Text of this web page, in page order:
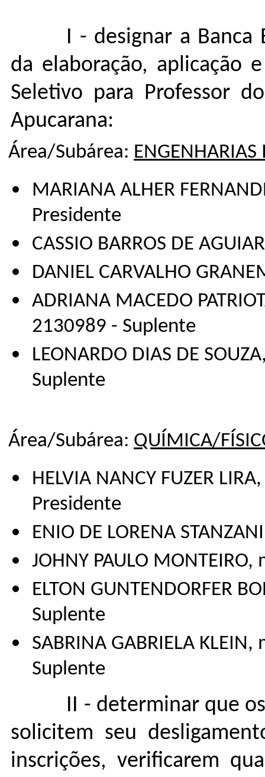
I - designar a Banca
da elaboração, aplicação
Seletivo para Professor
Apucarana:
Área/Subárea:
MARIANA ALHER
Presidente
CASSIO BARROS DE
DANIEL CARVALHO
ADRIANA MACEDO
2130989 - Suplente
LEONARDO DIAS DE
Suplente
Área/Subárea: QUÍMICA/
HELVIA NANCY FUZER
Presidente
ENIO DE LORENA
JOHNY PAULO
ELTON GUNTENDORFER
Suplente
SABRINA GABRIELA
Suplente
II - determinar que
solicitem seu
inscrições, verificarem